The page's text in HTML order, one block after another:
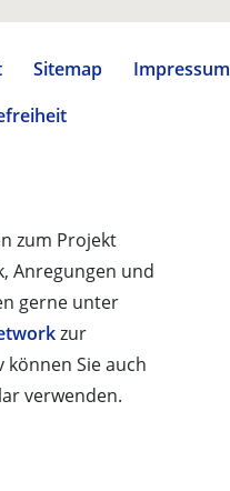
Sitemap Impressum
zum Projekt
Anregungen und
gerne unter
zur
Sie auch
verwenden.